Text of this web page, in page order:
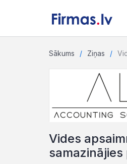
Sākums Ziņas
Vides
samazinājies